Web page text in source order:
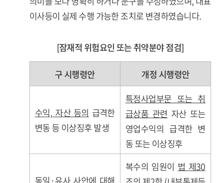
이사등이 실제 수행 가능한 조치로 변경하였습니다.
[잠재적 위험요인 또는 취약분야 점검]
구 시행령안 개정 시행령안
수익, 자산 등의 급격한
변동 등 이상징후 발생
특정사업부문 또는 취
급상품 관련 자산 또는
영업수익의 급격한 변
동 또는 이상징후
동일·유사 사안에 대해
복수의 임원이 법 제30